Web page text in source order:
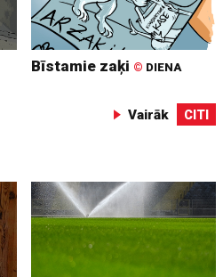
Bīstamie zaķi © DIENA
Vairāk CITI